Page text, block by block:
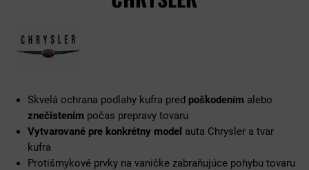
Skvelá ochrana podlahy kufra pred poškodením alebo
znečistením počas prepravy tovaru
Vytvarované pre konkrétny model auta Chrysler a tvar
kufra
Protišmykové prvky na vaničke zabraňujúce pohybu tovaru